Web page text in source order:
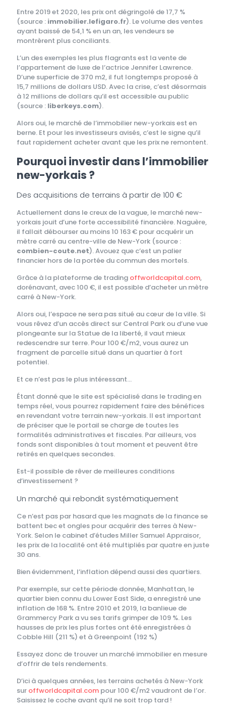
Entre 2019 et 2020, les prix ont dégringolé de 17,7 %
(source : immobilier.lefigaro.fr). Le volume des ventes
ayant baissé de 54,1 % en un an, les vendeurs se
montrèrent plus conciliants.
L’un des exemples les plus flagrants est la vente de
l’appartement de luxe de l’actrice Jennifer Lawrence.
D’une superficie de 370 m2, il fut longtemps proposé à
15,7 millions de dollars USD. Avec la crise, c’est désormais
à 12 millions de dollars qu’il est accessible au public
(source : liberkeys.com).
Alors oui, le marché de l’immobilier new-yorkais est en
berne. Et pour les investisseurs avisés, c’est le signe qu’il
faut rapidement acheter avant que les prix ne remontent.
Pourquoi investir dans l’immobilier
new-yorkais ?
Des acquisitions de terrains à partir de 100 €
Actuellement dans le creux de la vague, le marché new-
yorkais jouit d’une forte accessibilité financière. Naguère,
il fallait débourser au moins 10 163 € pour acquérir un
mètre carré au centre-ville de New-York (source :
combien-coute.net). Avouez que c’est un palier
financier hors de la portée du commun des mortels.
Grâce à la plateforme de trading offworldcapital.com,
dorénavant, avec 100 €, il est possible d’acheter un mètre
carré à New-York.
Alors oui, l’espace ne sera pas situé au cœur de la ville. Si
vous rêvez d’un accès direct sur Central Park ou d’une vue
plongeante sur la Statue de la liberté, il vaut mieux
redescendre sur terre. Pour 100 €/m2, vous aurez un
fragment de parcelle situé dans un quartier à fort
potentiel.
Et ce n’est pas le plus intéressant…
Étant donné que le site est spécialisé dans le trading en
temps réel, vous pourrez rapidement faire des bénéfices
en revendant votre terrain new-yorkais. Il est important
de préciser que le portail se charge de toutes les
formalités administratives et fiscales. Par ailleurs, vos
fonds sont disponibles à tout moment et peuvent être
retirés en quelques secondes.
Est-il possible de rêver de meilleures conditions
d’investissement ?
Un marché qui rebondit systématiquement
Ce n’est pas par hasard que les magnats de la finance se
battent bec et ongles pour acquérir des terres à New-
York. Selon le cabinet d’études Miller Samuel Appraisor,
les prix de la localité ont été multipliés par quatre en juste
30 ans.
Bien évidemment, l’inflation dépend aussi des quartiers.
Par exemple, sur cette période donnée, Manhattan, le
quartier bien connu du Lower East Side, a enregistré une
inflation de 168 %. Entre 2010 et 2019, la banlieue de
Grammercy Park a vu ses tarifs grimper de 109 %. Les
hausses de prix les plus fortes ont été enregistrées à
Cobble Hill (211 %) et à Greenpoint (192 %)
Essayez donc de trouver un marché immobilier en mesure
d’offrir de tels rendements.
D’ici à quelques années, les terrains achetés à New-York
sur offworldcapital.com pour 100 €/m2 vaudront de l’or.
Saisissez le coche avant qu’il ne soit trop tard !